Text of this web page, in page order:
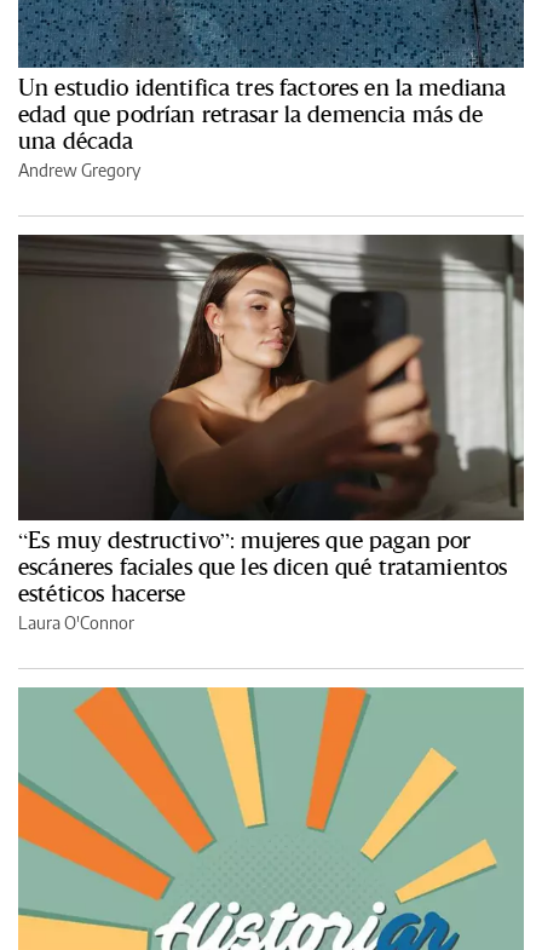
Un estudio identifica tres factores en la mediana
edad que podrían retrasar la demencia más de
una década
Andrew Gregory
“Es muy destructivo”: mujeres que pagan por
escáneres faciales que les dicen qué tratamientos
estéticos hacerse
Laura O'Connor